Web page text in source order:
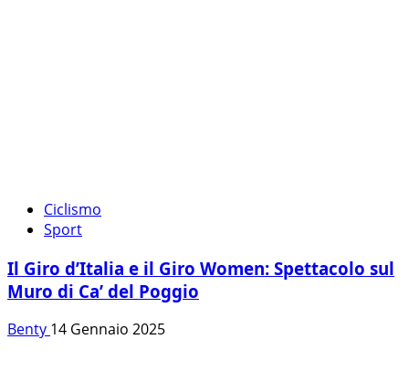
Ciclismo
Sport
Il Giro d’Italia e il Giro Women: Spettacolo sul
Muro di Ca’ del Poggio
Benty 14 Gennaio 2025